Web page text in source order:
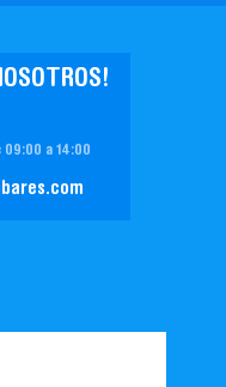
09:00 a 14:00